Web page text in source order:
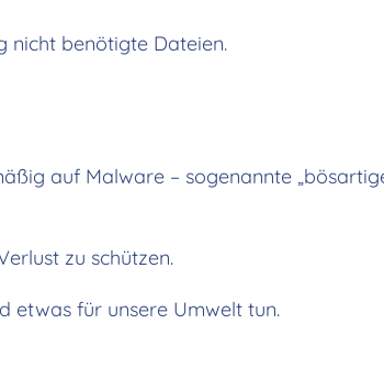
nicht benötigte Dateien.
auf Malware – sogenannte
zu schützen.
etwas für unsere Umwelt tun.